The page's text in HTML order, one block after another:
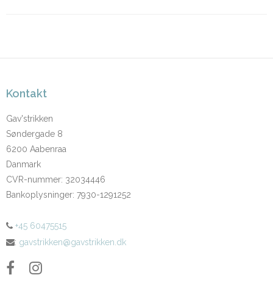
Kontakt
Gav'strikken
Søndergade 8
6200 Aabenraa
Danmark
CVR-nummer: 32034446
Bankoplysninger: 7930-1291252
+45 60475515
: gavstrikken@gavstrikken.dk